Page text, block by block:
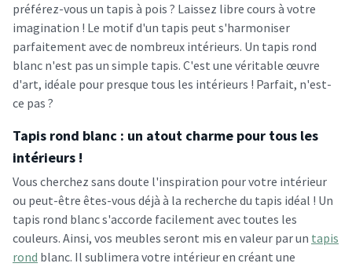
préférez-vous un tapis à pois ? Laissez libre cours à votre
imagination ! Le motif d'un tapis peut s'harmoniser
parfaitement avec de nombreux intérieurs. Un tapis rond
blanc n'est pas un simple tapis. C'est une véritable œuvre
d'art, idéale pour presque tous les intérieurs ! Parfait, n'est-
ce pas ?
Tapis rond blanc : un atout charme pour tous les
intérieurs !
Vous cherchez sans doute l'inspiration pour votre intérieur
ou peut-être êtes-vous déjà à la recherche du tapis idéal ! Un
tapis rond blanc s'accorde facilement avec toutes les
couleurs. Ainsi, vos meubles seront mis en valeur par un tapis
rond blanc. Il sublimera votre intérieur en créant une